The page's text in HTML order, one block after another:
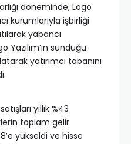
döneminde, Logo
kurumlarıyla işbirliği
yabancı
Yazılım’ın sunduğu
yatırımcı tabanını
yıllık %43
toplam gelir
yükseldi ve hisse